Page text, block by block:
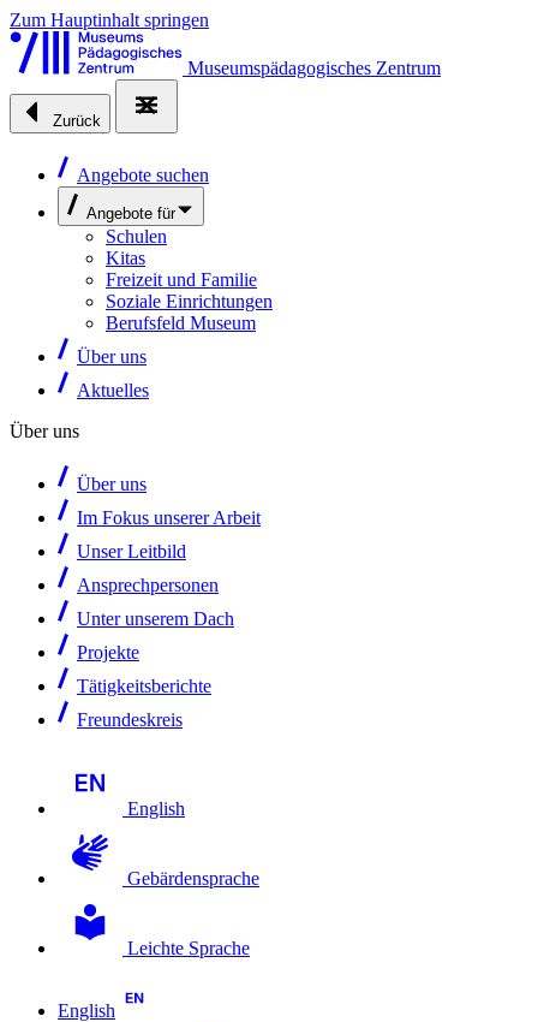
Zum Hauptinhalt springen
Museumspädagogisches Zentrum
Zurück
Angebote suchen
Angebote für
Schulen
Kitas
Freizeit und Familie
Soziale Einrichtungen
Berufsfeld Museum
Über uns
Aktuelles
Über uns
Über uns
Im Fokus unserer Arbeit
Unser Leitbild
Ansprechpersonen
Unter unserem Dach
Projekte
Tätigkeitsberichte
Freundeskreis
English
Gebärdensprache
Leichte Sprache
English